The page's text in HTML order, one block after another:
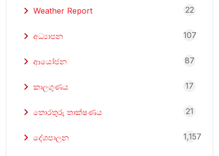
Weather Report 22
අධ්‍යාපන 107
ආයෝජන 87
කාලගුණය 17
තොරතුරු තාක්ෂණය 21
දේශපාලන 1,157